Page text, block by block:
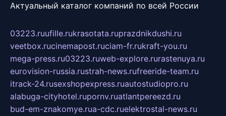
Актуальный каталог компаний по всей России
03223.ruufille.rukrasotata.ruprazdnikdushi.ru
veetbox.rucinemapost.ruciam-fr.rukraft-you.ru
mega-press.ru03223.ruweb-explore.rurastenuya.ru
eurovision-russia.rustrah-news.rufreeride-team.ru
itrack-24.rusexshopexpress.ruautostudiopro.ru
alabuga-cityhotel.rupornv.ruatlantpereezd.ru
bud-em-znakomye.rua-cdc.ruelektrostal-news.ru